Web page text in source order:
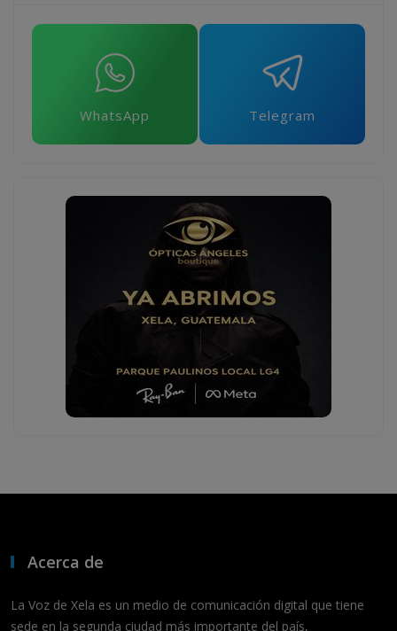
WhatsApp Telegram
Acerca de
La Voz de Xela es un medio de comunicación digital que tiene
sede en la segunda ciudad más importante del país,